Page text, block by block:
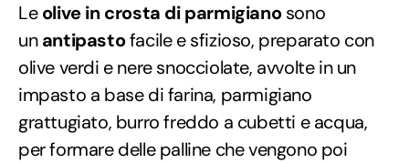
Leolive in crosta di parmigianosono
unantipastofacile e sfizioso, preparato con
olive verdi e nere snocciolate, avvolte in un
impasto a base di farina, parmigiano
grattugiato, burro freddo a cubetti e acqua,
per formare delle palline che vengono poi